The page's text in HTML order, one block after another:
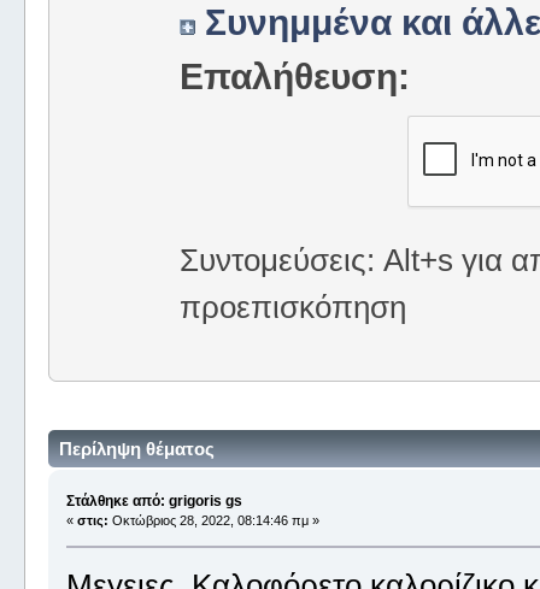
Συνημμένα και
Επαλήθευση:
Συντομεύσεις: Alt+s για
προεπισκόπηση
Περίληψη θέματος
Στάλθηκε από: grigoris gs
« στις: Οκτώβριος 28, 2022, 08:14:46 πμ »